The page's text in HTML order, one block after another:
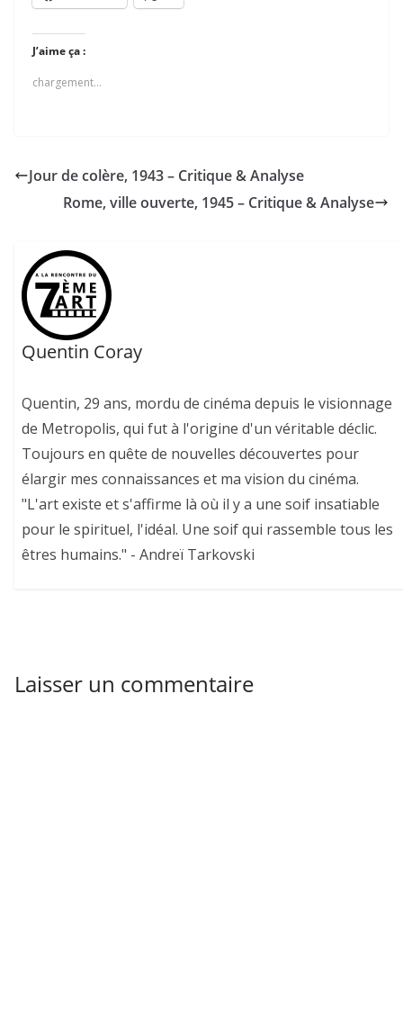
J’aime ça :
chargement…
Jour de colère, 1943 – Critique & Analyse
Rome, ville ouverte, 1945 – Critique & Analyse
Quentin Coray
Quentin, 29 ans, mordu de cinéma depuis le visionnage
de Metropolis, qui fut à l'origine d'un véritable déclic.
Toujours en quête de nouvelles découvertes pour
élargir mes connaissances et ma vision du cinéma.
"L'art existe et s'affirme là où il y a une soif insatiable
pour le spirituel, l'idéal. Une soif qui rassemble tous les
êtres humains." - Andreï Tarkovski
Laisser un commentaire